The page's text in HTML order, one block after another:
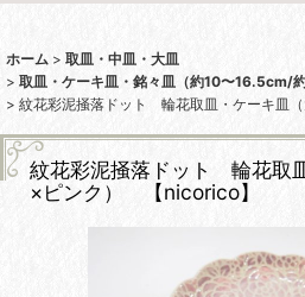
ホーム > 取皿・中皿・大皿
> 取皿・ケーキ皿・銘々皿（約10〜16.5cm/
> 紋花彩泥掻落ドット 輪花取皿・ケーキ皿
紋花彩泥掻落ドット 輪花取
×ピンク） 【nicorico】